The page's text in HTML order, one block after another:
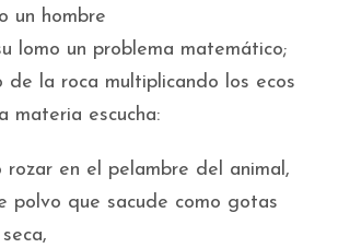
un hombre
lomo un problema matemático;
de la roca multiplicando los ecos
materia escucha:
rozar en el pelambre del animal,
polvo que sacude como gotas